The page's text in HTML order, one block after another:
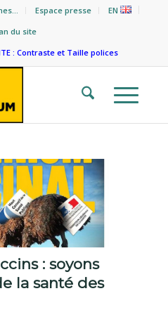
Espace presse
EN
du site
: Contraste et Taille polices
: soyons
la santé des